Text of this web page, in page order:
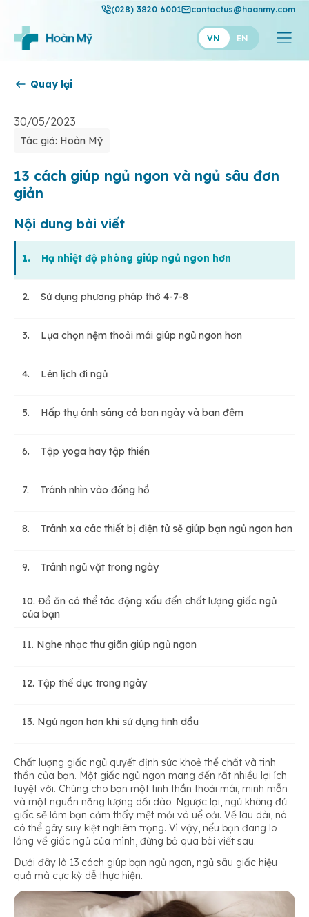
(028) 3820 6001 contactus@hoanmy.com
VN EN
Thuận Mỹ
Quay lại
30/05/2023
Tác giả: Hoàn Mỹ
13 cách giúp ngủ ngon và ngủ sâu đơn
giản
Nội dung bài viết
1. Hạ nhiệt độ phòng giúp ngủ ngon hơn
2. Sử dụng phương pháp thở 4-7-8
3. Lựa chọn nệm thoải mái giúp ngủ ngon hơn
4. Lên lịch đi ngủ
5. Hấp thụ ánh sáng cả ban ngày và ban đêm
6. Tập yoga hay tập thiền
7. Tránh nhìn vào đồng hồ
8. Tránh xa các thiết bị điện tử sẽ giúp bạn ngủ ngon hơn
9. Tránh ngủ vặt trong ngày
10. Đồ ăn có thể tác động xấu đến chất lượng giấc ngủ
của bạn
11. Nghe nhạc thư giãn giúp ngủ ngon
12. Tập thể dục trong ngày
13. Ngủ ngon hơn khi sử dụng tinh dầu
Chất lượng giấc ngủ quyết định sức khoẻ thể chất và tinh
thần của bạn. Một giấc ngủ ngon mang đến rất nhiều lợi ích
tuyệt vời. Chúng cho bạn một tinh thần thoải mái, minh mẫn
và một nguồn năng lượng dồi dào. Ngược lại, ngủ không đủ
giấc sẽ làm bạn cảm thấy mệt mỏi và uể oải. Về lâu dài, nó
có thể gây suy kiệt nghiêm trọng. Vì vậy, nếu bạn đang lo
lắng về giấc ngủ của mình, đừng bỏ qua bài viết sau.
Dưới đây là 13 cách giúp bạn ngủ ngon, ngủ sâu giấc hiệu
quả mà cực kỳ dễ thực hiện.